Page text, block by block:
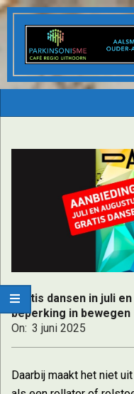
Skip
content
Cafe
Navigation
Gratis dansen in juli
beperking in bewegen
On: 3 juni 2025
Daarbij maakt het niet